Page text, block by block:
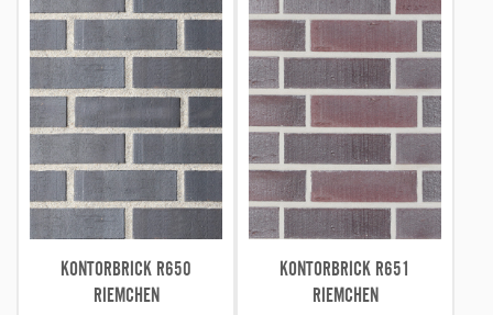
KONTORBRICK R650
RIEMCHEN
KONTORBRICK R651
RIEMCHEN